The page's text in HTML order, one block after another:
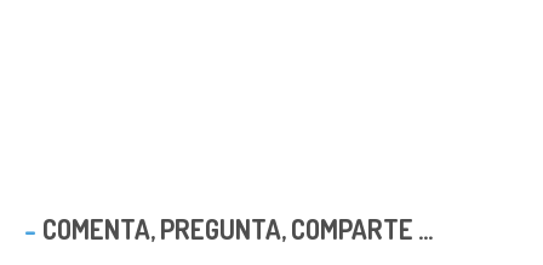
COMENTA, PREGUNTA, COMPARTE ...